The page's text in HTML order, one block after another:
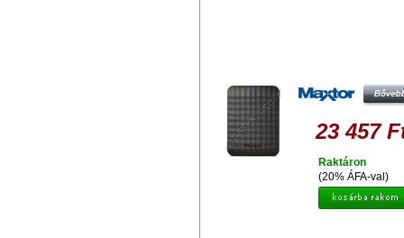
23 457
(20% ÁFA-val)
Raktáron